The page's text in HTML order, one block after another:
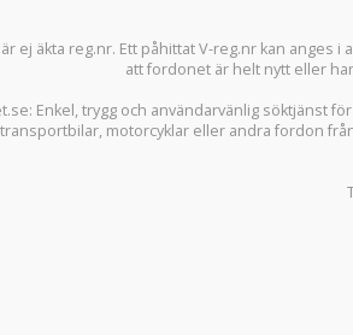
är ej äkta reg.nr. Ett påhittat V-reg.nr kan
att fordonet är helt nytt eller
: Enkel, trygg och användarvänlig söktjänst
transportbilar, motorcyklar eller andra fordon